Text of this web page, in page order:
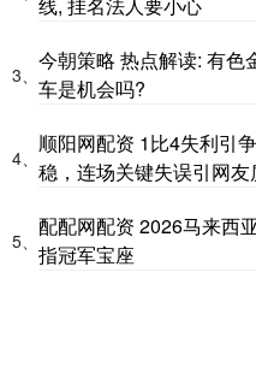
线, 挂名法人要小心
3、
今朝策略 热点解读: 有色
车是机会吗?
4、
顺阳网配资 1比4失利引
稳，连场关键失误引网友
5、
配配网配资 2026马来西
指冠军宝座